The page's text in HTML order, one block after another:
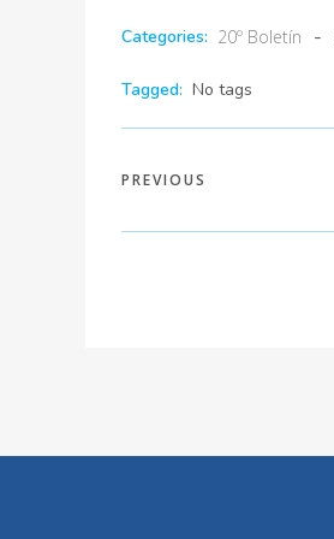
Categories: 20º Boletín -
Tagged: No tags
PREVIOUS